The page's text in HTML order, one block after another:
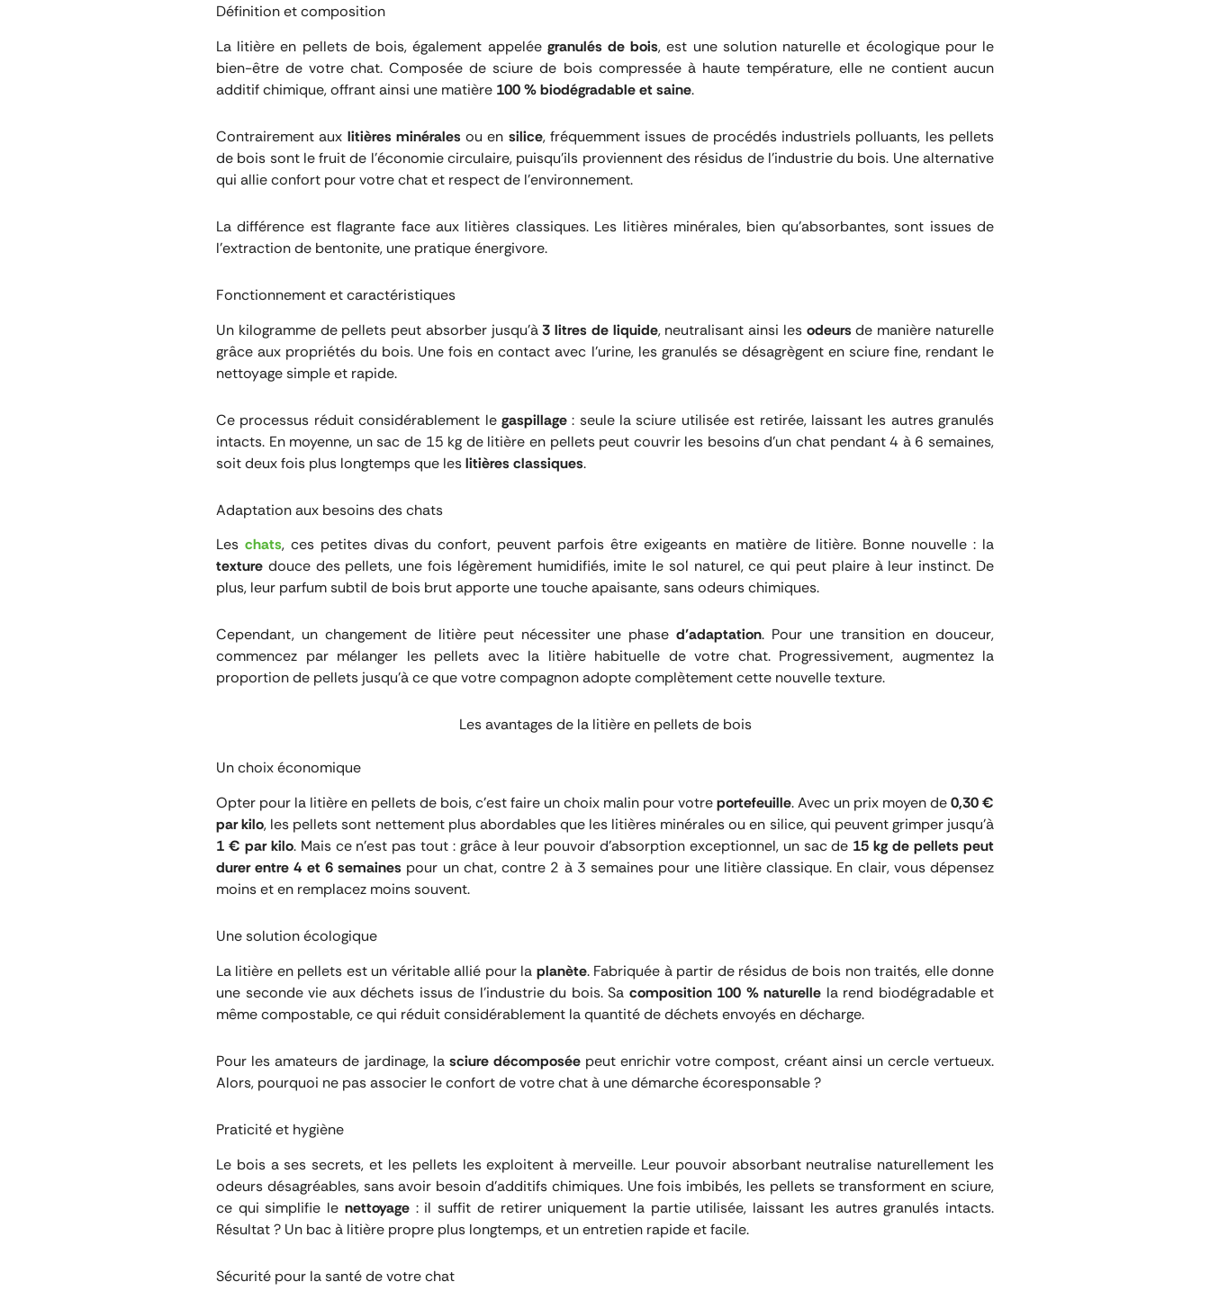
Définition et composition
La litière en pellets de bois, également appelée granulés de bois, est une solution naturelle et écologique pour le
bien-être de votre chat. Composée de sciure de bois compressée à haute température, elle ne contient aucun
additif chimique, offrant ainsi une matière 100 % biodégradable et saine.
Contrairement aux litières minérales ou en silice, fréquemment issues de procédés industriels polluants, les pellets
de bois sont le fruit de l’économie circulaire, puisqu’ils proviennent des résidus de l’industrie du bois. Une alternative
qui allie confort pour votre chat et respect de l’environnement.
La différence est flagrante face aux litières classiques. Les litières minérales, bien qu’absorbantes, sont issues de
l’extraction de bentonite, une pratique énergivore.
Fonctionnement et caractéristiques
Un kilogramme de pellets peut absorber jusqu’à3 litres de liquide, neutralisant ainsi les odeursde manière naturelle
grâce aux propriétés du bois. Une fois en contact avec l’urine, les granulés se désagrègent en sciure fine, rendant le
nettoyage simple et rapide.
Ce processus réduit considérablement le gaspillage: seule la sciure utilisée est retirée, laissant les autres granulés
intacts. En moyenne, un sac de 15 kg de litière en pellets peut couvrir les besoins d’un chat pendant 4 à 6 semaines,
soit deux fois plus longtemps que leslitières classiques.
Adaptation aux besoins des chats
Les chats, ces petites divas du confort, peuvent parfois être exigeants en matière de litière. Bonne nouvelle : la
texture douce des pellets, une fois légèrement humidifiés, imite le sol naturel, ce qui peut plaire à leur instinct. De
plus, leur parfum subtil de bois brut apporte une touche apaisante, sans odeurs chimiques.
Cependant, un changement de litière peut nécessiter une phased’adaptation. Pour une transition en douceur,
commencez par mélanger les pellets avec la litière habituelle de votre chat. Progressivement, augmentez la
proportion de pellets jusqu’à ce que votre compagnon adopte complètement cette nouvelle texture.
Les avantages de la litière en pellets de bois
Un choix économique
Opter pour la litière en pellets de bois, c’est faire un choix malin pour votreportefeuille. Avec un prix moyen de0,30 €
par kilo, les pellets sont nettement plus abordables que les litières minérales ou en silice, qui peuvent grimper jusqu’à
1 € par kilo. Mais ce n’est pas tout : grâce à leur pouvoir d’absorption exceptionnel, un sac de 15 kg de pellets peut
durer entre 4 et 6 semaines pour un chat, contre 2 à 3 semaines pour une litière classique. En clair, vous dépensez
moins et en remplacez moins souvent.
Une solution écologique
La litière en pellets est un véritable allié pour la planète. Fabriquée à partir de résidus de bois non traités, elle donne
une seconde vie aux déchets issus de l’industrie du bois. Sa composition 100 % naturelle la rend biodégradable et
même compostable, ce qui réduit considérablement la quantité de déchets envoyés en décharge.
Pour les amateurs de jardinage, la sciure décomposéepeut enrichir votre compost, créant ainsi un cercle vertueux.
Alors, pourquoi ne pas associer le confort de votre chat à une démarche écoresponsable ?
Praticité et hygiène
Le bois a ses secrets, et les pellets les exploitent à merveille. Leur pouvoir absorbant neutralise naturellement les
odeurs désagréables, sans avoir besoin d’additifs chimiques. Une fois imbibés, les pellets se transforment en sciure,
ce qui simplifie le nettoyage: il suffit de retirer uniquement la partie utilisée, laissant les autres granulés intacts.
Résultat ? Un bac à litière propre plus longtemps, et un entretien rapide et facile.
Sécurité pour la santé de votre chat